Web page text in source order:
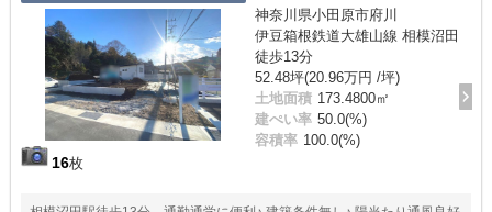
16枚
神奈川県小田原市府川
伊豆箱根鉄道大雄山線 相模沼田
徒歩13分
52.48坪(20.96万円 /坪)
土地面積 173.4800㎡
建ぺい率 50.0(%)
容積率 100.0(%)